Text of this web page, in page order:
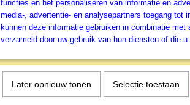
functies en het personaliseren van informatie en
media-, advertentie- en analysepartners toegang tot
kunnen deze informatie gebruiken in combinatie
verzameld door uw gebruik van hun diensten of die
Later opnieuw tonen Selectie toestaan